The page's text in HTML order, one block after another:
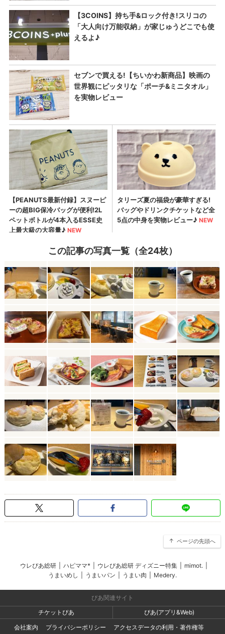
この記事の写真一覧（全24枚）
ページの先頭へ
ウレぴあ総研 ハピママ* ウレぴあ総研 ディズニー特集 mimot.
うまいめし
うまいパン うまい肉 Medery.
ぴあ関連サイト
チケットぴあ
ぴあ(アプリ&Web)
会社案内
プライバシーポリシー アクセスデータの利用・著作権等